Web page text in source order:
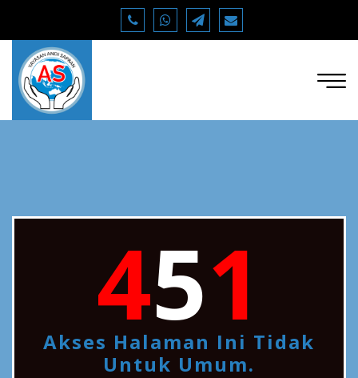
451
Akses Halaman Ini Tidak
Untuk Umum.